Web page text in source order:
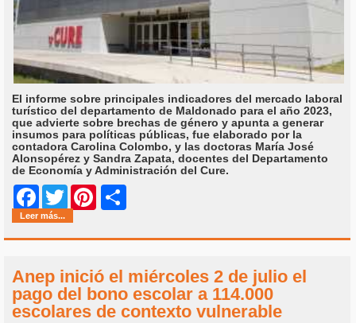
El informe sobre principales indicadores del mercado laboral
turístico del departamento de Maldonado para el año 2023,
que advierte sobre brechas de género y apunta a generar
insumos para políticas públicas, fue elaborado por la
contadora Carolina Colombo, y las doctoras María José
Alonsopérez y Sandra Zapata, docentes del Departamento
de Economía y Administración del Cure.
Facebook
Twitter Pinterest
Leer más...
Anep inició el miércoles 2 de julio el
pago del bono escolar a 114.000
escolares de contexto vulnerable